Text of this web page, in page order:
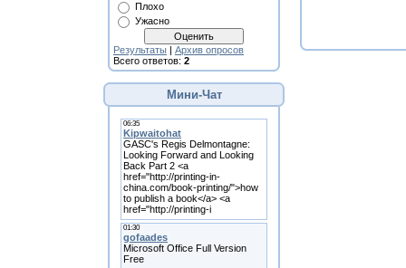
Плохо
Ужасно
Результаты | Архив опросов
Всего ответов: 2
Мини-Чат